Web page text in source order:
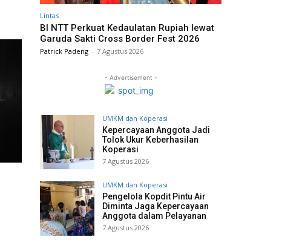
Lintas
BI NTT Perkuat Kedaulatan Rupiah lewat
Garuda Sakti Cross Border Fest 2026
Patrick Padeng - 7 Agustus 2026
- Advertisement -
UMKM dan Koperasi
Kepercayaan Anggota Jadi
Tolok Ukur Keberhasilan
Koperasi
7 Agustus 2026
UMKM dan Koperasi
Pengelola Kopdit Pintu Air
Diminta Jaga Kepercayaan
Anggota dalam Pelayanan
7 Agustus 2026